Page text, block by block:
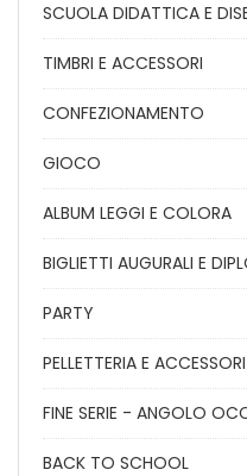
SCUOLA DIDATTICA E
TIMBRI E ACCESSORI
CONFEZIONAMENTO
GIOCO
ALBUM LEGGI E COLORA
BIGLIETTI AUGURALI E
PARTY
PELLETTERIA E ACCESSORI
FINE SERIE - ANGOLO
BACK TO SCHOOL